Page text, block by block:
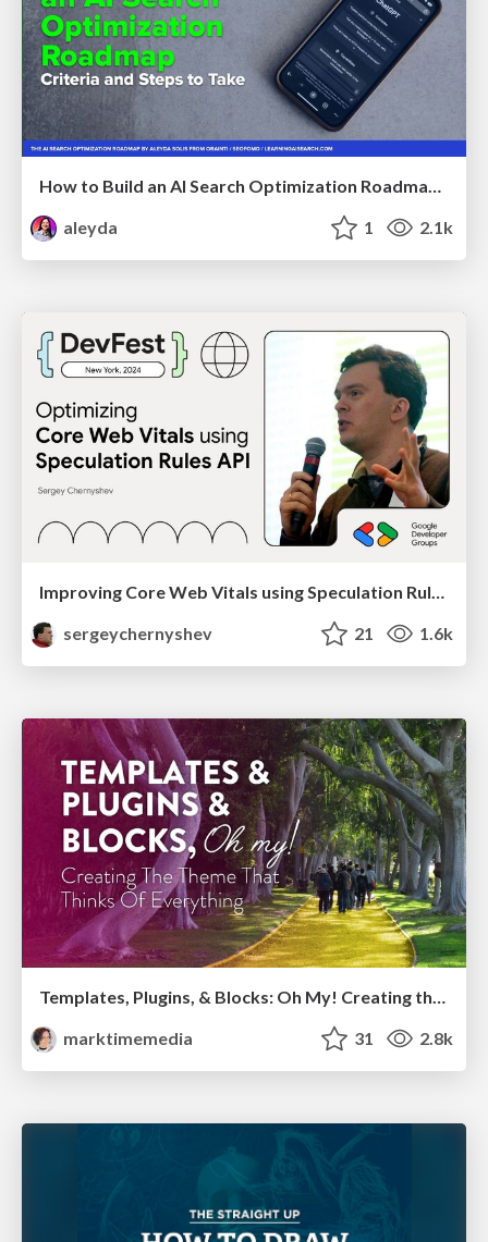
How to Build an AI Search Optimization Roadmap - Criteria and Steps to Take #SEOIRL
aleyda
1 2.1k
Improving Core Web Vitals using Speculation Rules API
sergeychernyshev
21 1.6k
Templates, Plugins, & Blocks: Oh My! Creating the theme that thinks of everything
marktimemedia
31 2.8k